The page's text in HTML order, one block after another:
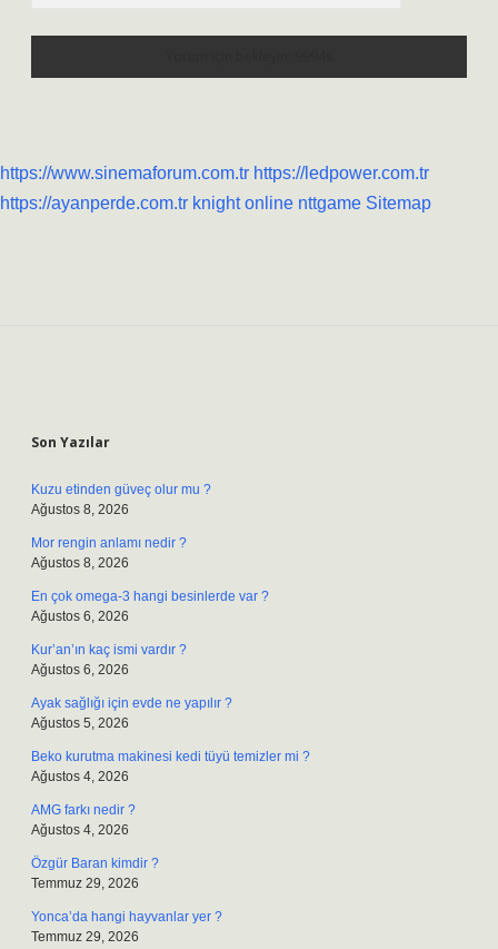
https://www.sinemaforum.com.tr https://ledpower.com.tr
https://ayanperde.com.tr knight online nttgame Sitemap
Son Yazılar
Kuzu etinden güveç olur mu ?
Ağustos 8, 2026
Mor rengin anlamı nedir ?
Ağustos 8, 2026
En çok omega-3 hangi besinlerde var ?
Ağustos 6, 2026
Kur’an’ın kaç ismi vardır ?
Ağustos 6, 2026
Ayak sağlığı için evde ne yapılır ?
Ağustos 5, 2026
Beko kurutma makinesi kedi tüyü temizler mi ?
Ağustos 4, 2026
AMG farkı nedir ?
Ağustos 4, 2026
Özgür Baran kimdir ?
Temmuz 29, 2026
Yonca’da hangi hayvanlar yer ?
Temmuz 29, 2026